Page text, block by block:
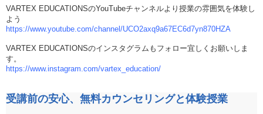
VARTEX EDUCATIONSのYouTubeチャンネルより授業の雰囲気を体験し
よう
https://www.youtube.com/channel/UCO2axq9a67EC6d7yn870HZA
VARTEX EDUCATIONSのインスタグラムもフォロー宜しくお願いしま
す。
https://www.instagram.com/vartex_education/
受講前の安心、無料カウンセリングと体験授業